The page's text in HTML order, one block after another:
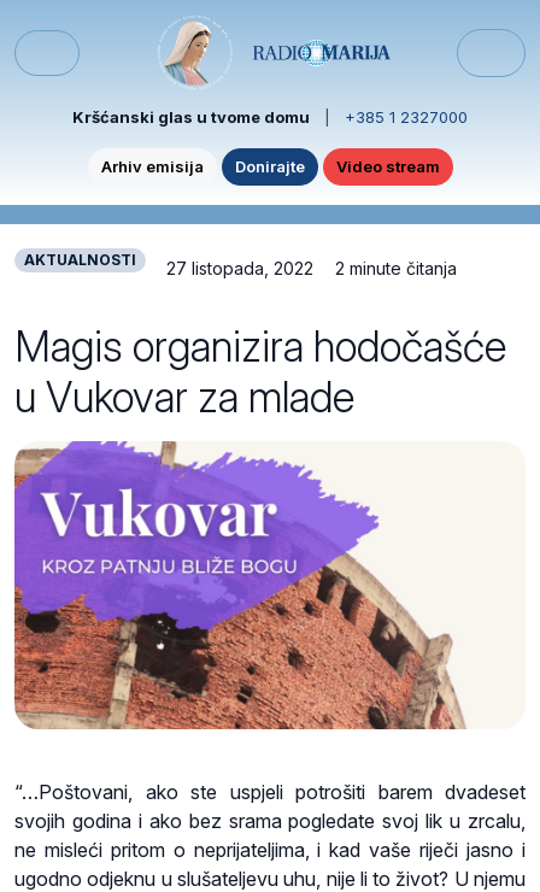
Menu
Kršćanski glas u tvome domu +385 1 2327000
Arhiv emisija Donirajte Video stream
AKTUALNOSTI 27 listopada, 2022 2 minute čitanja
Magis organizira hodočašće
u Vukovar za mlade
“…Poštovani, ako ste uspjeli potrošiti barem dvadeset
svojih godina i ako bez srama pogledate svoj lik u zrcalu,
ne misleći pritom o neprijateljima, i kad vaše riječi jasno i
ugodno odjeknu u slušateljevu uhu, nije li to život? U njemu